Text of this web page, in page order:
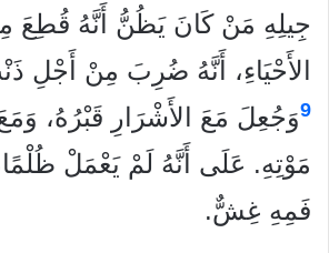
جِيلِهِ مَنْ كَانَ يَظُنُّ أَنَّهُ قُطِعَ
الأَحْيَاءِ، أَنَّهُ ضُرِبَ مِنْ أَجْلِ
9وَجُعِلَ مَعَ الأَشْرَارِ قَبْرُهُ،
مَوْتِهِ. عَلَى أَنَّهُ لَمْ يَعْمَلْ
فَمِهِ غِشٌّ.